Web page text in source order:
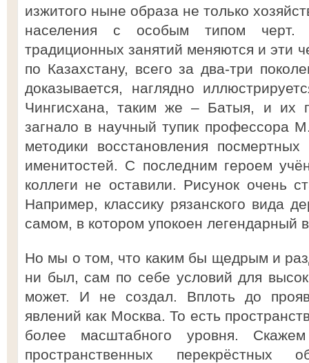
изжитого ныне образа не только
населения с особым типом черт.
традиционных занятий меняются и эти
по Казахстану, всего за два-три
доказывается, наглядно
Чингисхана, таким же – Батыя, и их
загнало в научный тупик профессора
методики восстановления
именитостей. С последним героем
коллеги не оставили. Рисунок очень
Например, классику рязанского вида
самом, в котором упокоен легендарный
Но мы о том, что каким бы щедрым и
ни был, сам по себе условий для
может. И не создал. Вплоть до
явлений как Москва. То есть
более масштабного уровня.
пространственных перекрёстных